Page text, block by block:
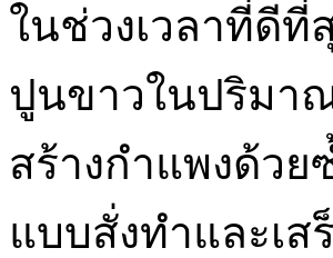
ในช่วงเวลาที่ดี
ปูนขาวในปริมา
สร้างกำแพงด้วย
แบบสั่งทำและเส